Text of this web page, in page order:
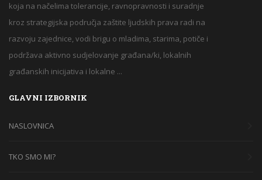
koja na načelima tolerancije, ravnopravnosti i suradnje
kroz strategijska područja zaštite ljudskih prava radi na
razvoju zajednice, vodi brigu o mladima, starima, potiče i
podržava aktivno sudjelovanje građana/ki, lokalnih
građanskih inicijativa i lokalne ...
GLAVNI IZBORNIK
NASLOVNICA
TKO SMO MI?